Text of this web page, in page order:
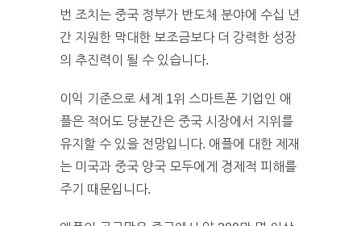
번 조치는 중국 정부가 반도체 분야에 수십 년
간 지원한 막대한 보조금보다 더 강력한 성장
의 추진력이 될 수 있습니다.
이익 기준으로 세계 1위 스마트폰 기업인 애
플은 적어도 당분간은 중국 시장에서 지위를
유지할 수 있을 전망입니다. 애플에 대한 제재
는 미국과 중국 양국 모두에게 경제적 피해를
주기 때문입니다.